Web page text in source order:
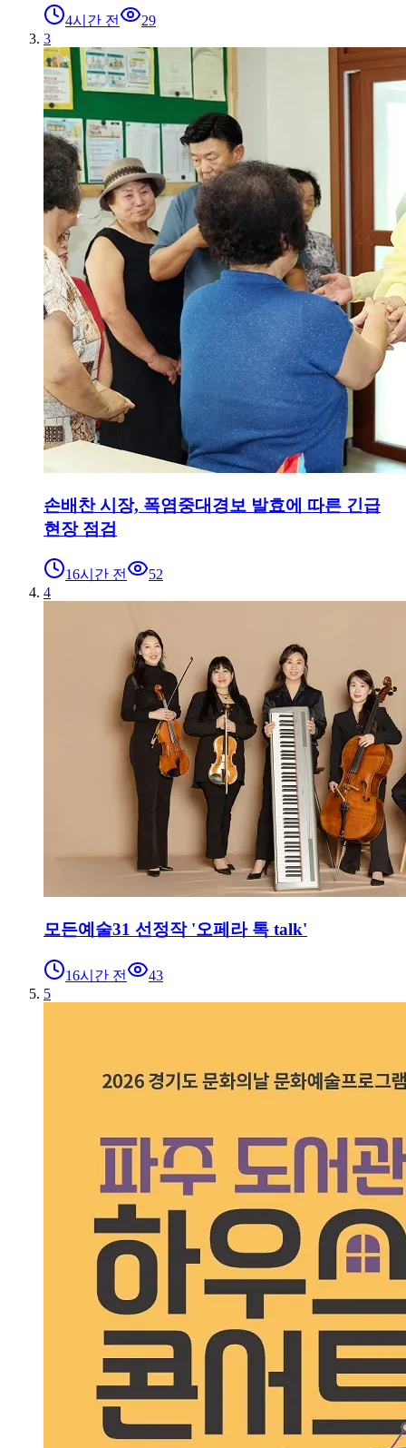
4시간 전
29
3
손배찬 시장, 폭염중대경보 발효에 따른 긴급
현장 점검
16시간 전
52
4
모든예술31 선정작 '오페라 톡 talk'
16시간 전
43
5